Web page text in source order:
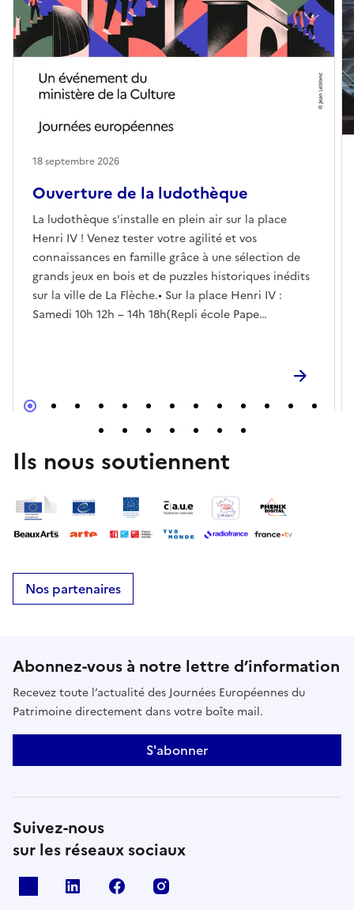
Ouverture de la ludothèque
La ludothèque s'installe en plein air sur la place
Henri IV ! Venez tester votre agilité et vos
connaissances en famille grâce à une sélection de
grands jeux en bois et de puzzles historiques inédits
sur la ville de La Flèche.• Sur la place Henri IV :
Samedi 10h 12h – 14h 18h(Repli école Pape
Ouverture classique tout public le vendredi de 19h à
Gratuit et ouvert à tous. Venez nombreux !
18 septembre 2026
Ils nous soutiennent
Nos partenaires
Abonnez-vous à notre lettre d’information
Recevez toute l’actualité des Journées Européennes du
Patrimoine directement dans votre boîte mail.
S'abonner
Suivez-nous
sur les réseaux sociaux
Linkedin Facebook